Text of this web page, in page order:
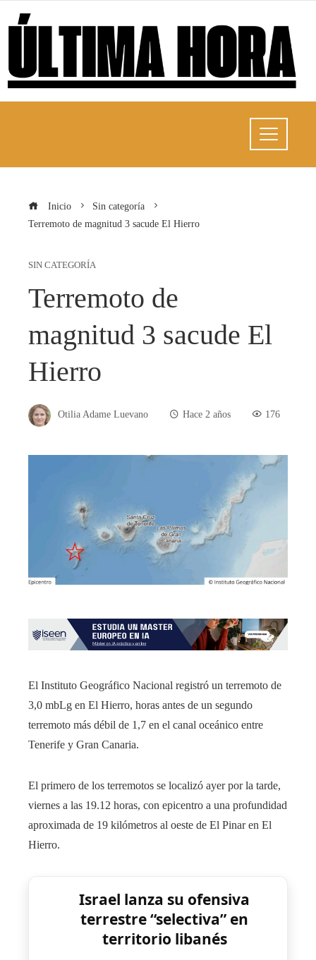
Inicio
Sin categoría
Terremoto de magnitud 3 sacude El Hierro
SIN CATEGORÍA
Terremoto de
magnitud 3 sacude El
Hierro
Otilia Adame Luevano Hace 2 años 176
El Instituto Geográfico Nacional registró un terremoto de
3,0 mbLg en El Hierro, horas antes de un segundo
terremoto más débil de 1,7 en el canal oceánico entre
Tenerife y Gran Canaria.
El primero de los terremotos se localizó ayer por la tarde,
viernes a las 19.12 horas, con epicentro a una profundidad
aproximada de 19 kilómetros al oeste de El Pinar en El
Hierro.
Israel lanza su ofensiva
terrestre “selectiva” en
territorio libanés